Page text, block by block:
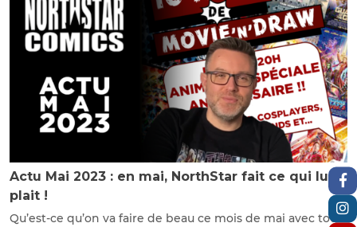
Actu Mai 2023 : en mai, NorthStar fait ce qui lui
plait !
Qu’est-ce qu’on va faire de beau ce mois de mai avec tous